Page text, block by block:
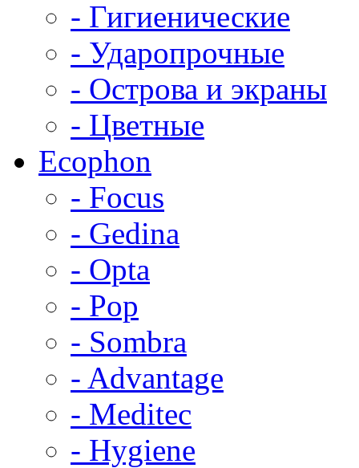
- Гигиенические
- Ударопрочные
- Острова и экраны
- Цветные
Ecophon
- Focus
- Gedina
- Opta
- Pop
- Sombra
- Advantage
- Meditec
- Hygiene